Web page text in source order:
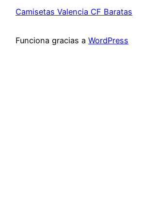
Camisetas Valencia CF Baratas
Funciona gracias a WordPress